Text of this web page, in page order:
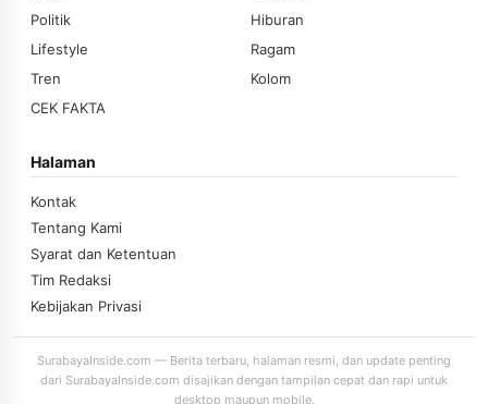
Politik
Hiburan
Lifestyle
Ragam
Tren
Kolom
CEK FAKTA
Halaman
Kontak
Tentang Kami
Syarat dan Ketentuan
Tim Redaksi
Kebijakan Privasi
SurabayaInside.com — Berita terbaru, halaman resmi, dan update penting
dari SurabayaInside.com disajikan dengan tampilan cepat dan rapi untuk
desktop maupun mobile.